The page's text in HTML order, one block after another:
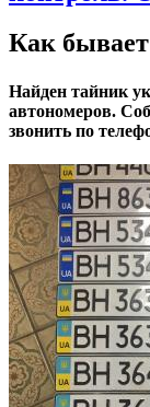
Как бывает
Найден тайник
автономеров.
звонить по